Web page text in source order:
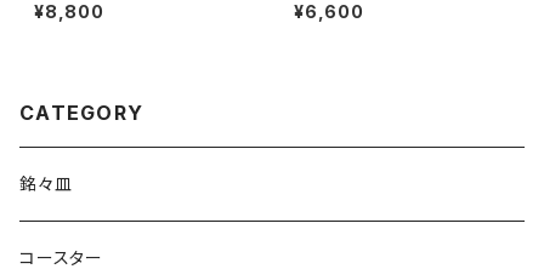
¥8,800 ¥6,600
CATEGORY
銘々皿
コースター